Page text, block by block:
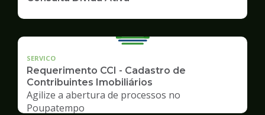
SERVICO
Requerimento CCI - Cadastro de
Contribuintes Imobiliários
Agilize a abertura de processos no
Poupatempo